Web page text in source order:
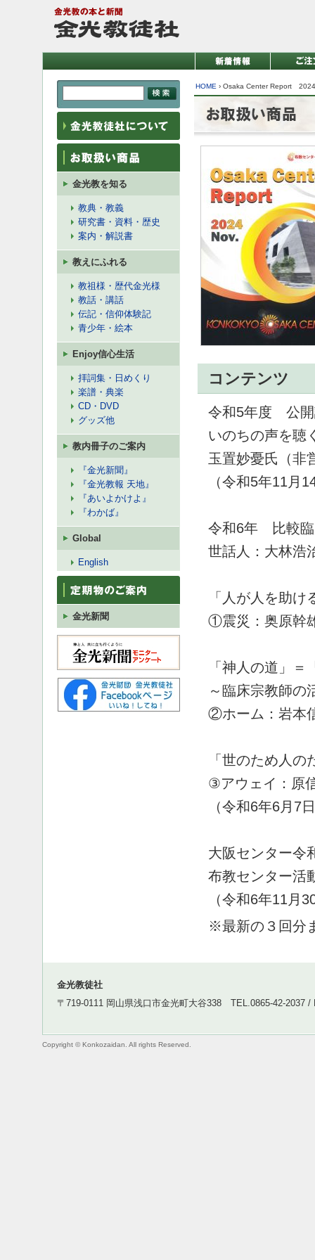
金光教を知る
教典・教義
研究書・資料・歴史
案内・解説書
教えにふれる
教祖様・歴代金光様
教話・講話
伝記・信仰体験記
青少年・絵本
Enjoy信心生活
拝詞集・日めくり
楽譜・典楽
CD・DVD
グッズ他
教内冊子のご案内
『金光新聞』
『金光教報 天地』
『あいよかけよ』
『わかば』
Global
English
金光新聞
HOME › Osaka Center Report
コンテンツ
令和5年度 公開
いのちの声を
玉置妙憂氏（非
（令和5年11月
令和6年 比較
世話人：大林浩
「人が人を助け
①震災：奥原幹
「神人の道」
～臨床宗教師の
②ホーム：岩本
「世のため人
③アウェイ：原
（令和6年6月7
大阪センター令
布教センター活
（令和6年11月
※最新の３回分
金光教徒社
〒719-0111 岡山県浅口市金光町大谷338 TEL.0865-42-2037 /
Copyright © Konkozaidan. All rights Reserved.